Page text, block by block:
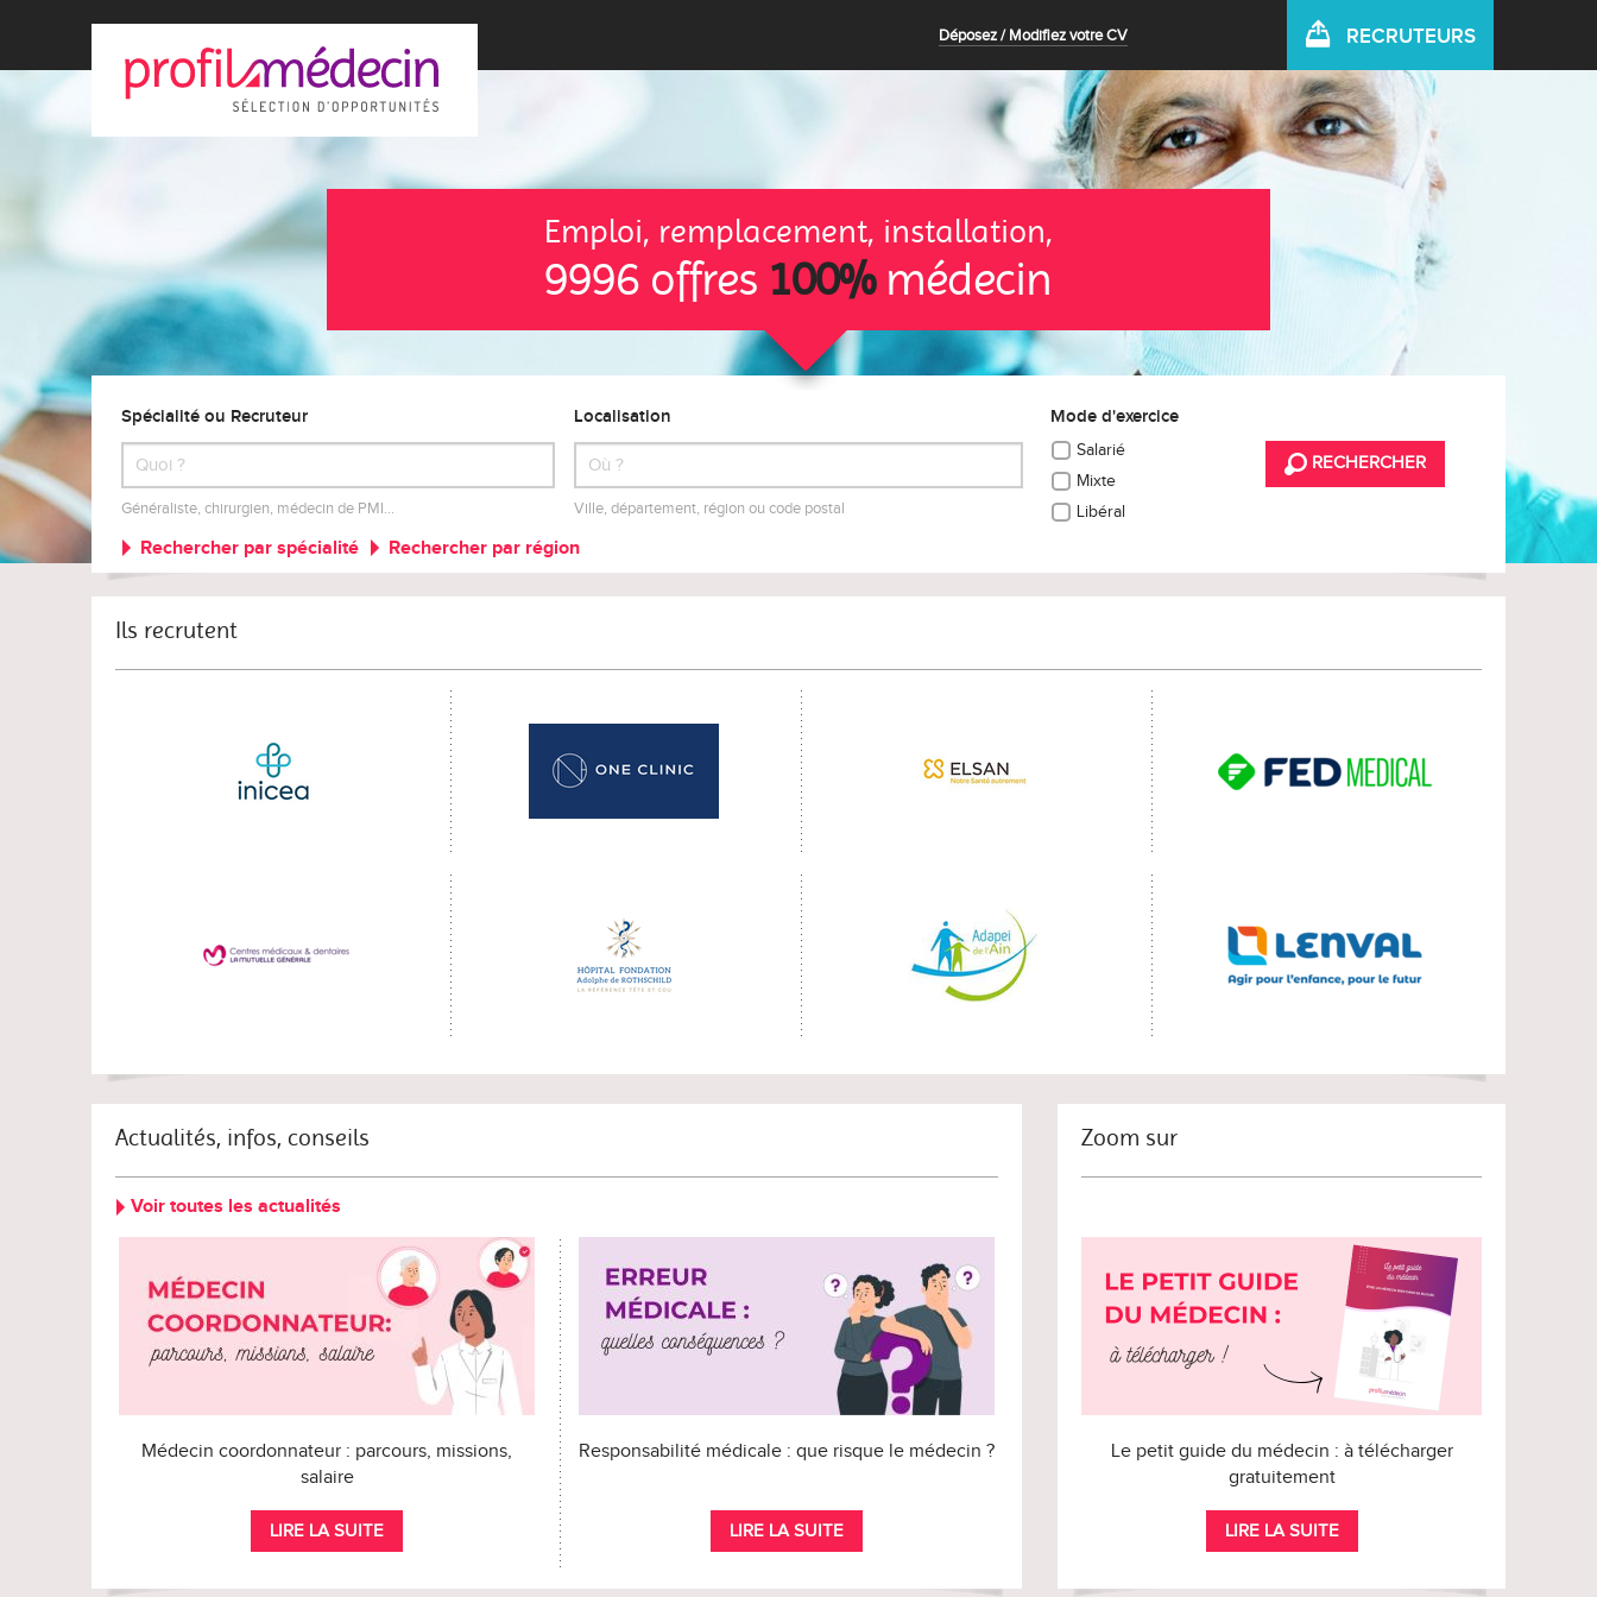
Déposez / Modifiez votre CV RECRUTEURS
Emploi, remplacement, installation,
9996 offres 100%médecin
Spécialité ou Recruteur
Généraliste, chirurgien, médecin de PMI…
Localisation
Ville, département, région ou code postal
Mode d'exercice
Salarié
Mixte
Libéral
RECHERCHER
Rechercher par spécialité Rechercher par région
Ils recrutent
Actualités, infos, conseils
Voir toutes les actualités
Médecin coordonnateur : parcours, missions,
salaire
LIRE LA SUITE
Responsabilité médicale : que risque le médecin ?
LIRE LA SUITE
Zoom sur
Le petit guide du médecin : à télécharger
gratuitement
LIRE LA SUITE